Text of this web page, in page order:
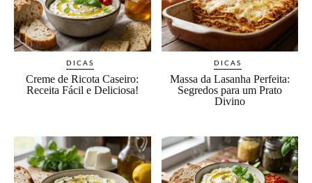
DICAS
Creme de Ricota Caseiro:
Receita Fácil e Deliciosa!
DICAS
Massa da Lasanha Perfeita:
Segredos para um Prato
Divino